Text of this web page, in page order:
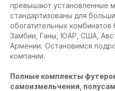
превышают установленные
стандартизованы для
обогатительных комбинатов
Замбии, Ганы, ЮАР, США,
Армении. Остановимся
компании.
Полные комплекты
самоизмельчения,